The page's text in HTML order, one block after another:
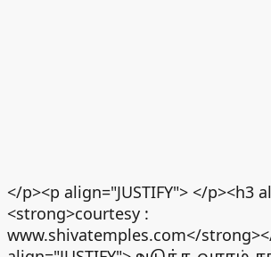
</p><p align="JUSTIFY"> </p><h3
<strong>courtesy :
www.shivatemples.com</